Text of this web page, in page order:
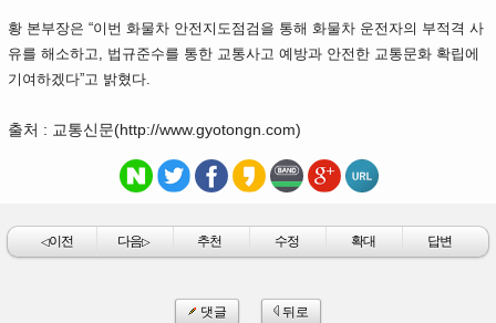
황 본부장은 “이번 화물차 안전지도점검을 통해 화물차 운전자의 부적격 사
유를 해소하고, 법규준수를 통한 교통사고 예방과 안전한 교통문화 확립에
기여하겠다”고 밝혔다.
출처 : 교통신문(http://www.gyotongn.com)
◁이전 다음▷ 추천 수정 확대 답변
댓글 뒤로